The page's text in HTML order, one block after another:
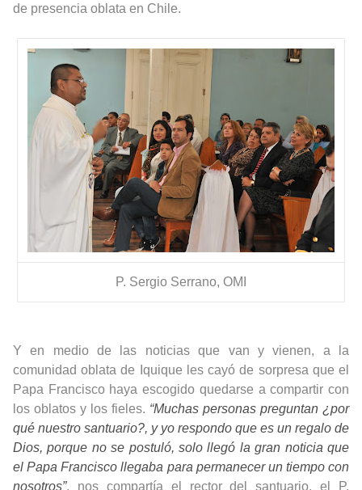
de presencia oblata en Chile.
P. Sergio Serrano, OMI
Y en medio de las noticias que van y vienen, a la
comunidad oblata de Iquique les cayó de sorpresa que el
Papa Francisco haya escogido quedarse a compartir con
los oblatos y los fieles. “Muchas personas preguntan ¿por
qué nuestro santuario?, y yo respondo que es un regalo de
Dios, porque no se postuló, solo llegó la gran noticia que
el Papa Francisco llegaba para permanecer un tiempo con
nosotros”, nos compartía el rector del santuario, el P.